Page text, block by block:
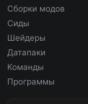
Сборки модов
Сиды
Шейдеры
Датапаки
Команды
Программы